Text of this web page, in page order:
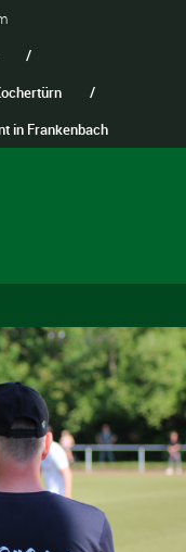
/
/
in Frankenbach